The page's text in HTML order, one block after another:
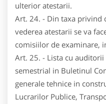
ulterior atestarii.
Art. 24. - Din taxa privind
vederea atestarii se va
comisiilor de examinare,
Art. 25. - Lista cu
semestrial in Buletinul
generale tehnice in
Lucrarilor Publice,